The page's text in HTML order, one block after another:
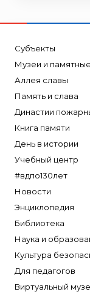
Субъекты
Музеи и
Аллея славы
Память и слава
Династии
Книга памяти
День в истории
Учебный центр
#вдпо130лет
Новости
Энциклопедия
Библиотека
Наука и
Культура
Для педагогов
Виртуальный